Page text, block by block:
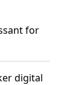
for
digital